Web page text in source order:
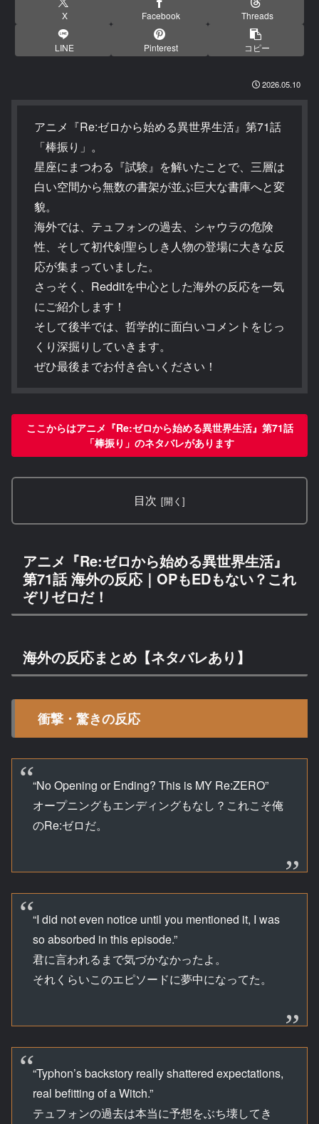
X Facebook Threads
LINE Pinterest コピー
2026.05.10
アニメ『Re:ゼロから始める異世界生活』第71話
「棒振り」。
星座にまつわる『試験』を解いたことで、三層は
白い空間から無数の書架が並ぶ巨大な書庫へと変
貌。
海外では、テュフォンの過去、シャウラの危険
性、そして初代剣聖らしき人物の登場に大きな反
応が集まっていました。
さっそく、Redditを中心とした海外の反応を一気
にご紹介します！
そして後半では、哲学的に面白いコメントをじっ
くり深掘りしていきます。
ぜひ最後までお付き合いください！
ここからはアニメ『Re:ゼロから始める異世界生活』第71話
「棒振り」のネタバレがあります
目次
アニメ『Re:ゼロから始める異世界生活』
第71話 海外の反応｜OPもEDもない？これ
ぞリゼロだ！
海外の反応まとめ【ネタバレあり】
衝撃・驚きの反応
“No Opening or Ending? This is MY Re:ZERO”
オープニングもエンディングもなし？これこそ俺
のRe:ゼロだ。
“I did not even notice until you mentioned it, I was
so absorbed in this episode.”
君に言われるまで気づかなかったよ。
それくらいこのエピソードに夢中になってた。
“Typhon’s backstory really shattered expectations,
real befitting of a Witch.”
テュフォンの過去は本当に予想をぶち壊してき